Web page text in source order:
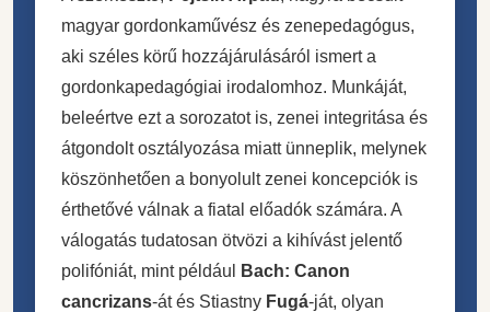
magyar gordonkaművész és zenepedagógus,
aki széles körű hozzájárulásáról ismert a
gordonkapedagógiai irodalomhoz. Munkáját,
beleértve ezt a sorozatot is, zenei integritása és
átgondolt osztályozása miatt ünneplik, melynek
köszönhetően a bonyolult zenei koncepciók is
érthetővé válnak a fiatal előadók számára. A
válogatás tudatosan ötvözi a kihívást jelentő
polifóniát, mint például
Bach: Canon
cancrizans-át és Stiastny Fugá-ját, olyan